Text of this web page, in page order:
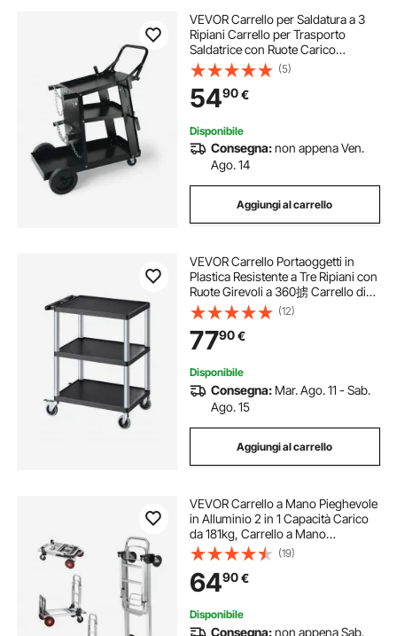
VEVOR Carrello per Saldatura a 3
Ripiani Carrello per Trasporto
Saldatrice con Ruote Carico
Massimo 168-181 kg Carrello per
Attrezzatura di Saldatura MIG TIG
ARC MMA Taglierina al Plasma da
Officina
(5)
5490€
Disponibile
Consegna:non appena Ven.
Ago. 14
Aggiungi al carrello
VEVOR Carrello Portaoggetti in
Plastica Resistente a Tre Ripiani con
Ruote Girevoli a 360掳 Carrello di
Servizio da 700 x 460 mm Capacit
脿 di Carico di 136 kg Adatto per
Magazzino, Garage, Pulizia
(12)
7790€
Disponibile
Consegna: Mar. Ago. 11 - Sab.
Ago. 15
Aggiungi al carrello
VEVOR Carrello a Mano Pieghevole
in Alluminio 2 in 1 Capacità Carico
da 181kg, Carrello a Mano
Pieghevole Salvaspazio Carrello
con Piattaforma Ruote in Gomma
per Trasporto di Merci da
Magazzino 181kg
(19)
6490€
Disponibile
Consegna:non appena Sab.